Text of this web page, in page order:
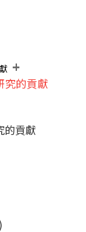
+
究的貢獻
的貢獻